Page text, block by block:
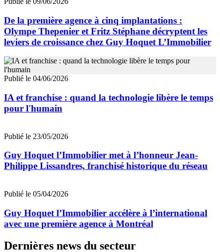
De la première agence à cinq implantations :
Olympe Thepenier et Fritz Stéphane décryptent les
leviers de croissance chez Guy Hoquet L’Immobilier
Publié le 04/06/2026
IA et franchise : quand la technologie libère le temps
pour l'humain
Publié le 23/05/2026
Guy Hoquet l’Immobilier met à l’honneur Jean-
Philippe Lissandres, franchisé historique du réseau
Publié le 05/04/2026
Guy Hoquet l’Immobilier accélère à l’international
avec une première agence à Montréal
Dernières news du secteur